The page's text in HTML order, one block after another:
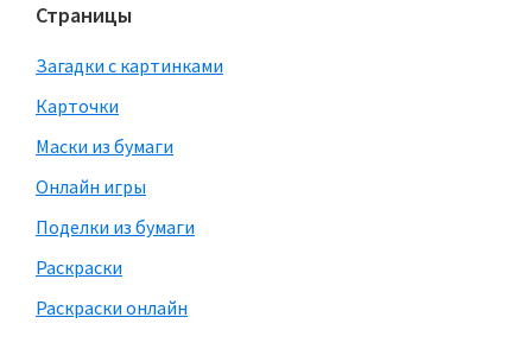
Страницы
Загадки с картинками
Карточки
Маски из бумаги
Онлайн игры
Поделки из бумаги
Раскраски
Раскраски онлайн